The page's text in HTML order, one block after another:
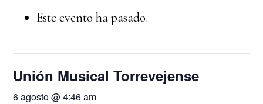
Este evento ha pasado.
Unión Musical Torrevejense
6 agosto @ 4:46 am